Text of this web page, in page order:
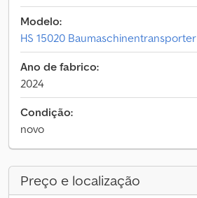
Modelo:
HS 15020 Baumaschinentransporter
Ano de fabrico:
2024
Condição:
novo
Preço e localização